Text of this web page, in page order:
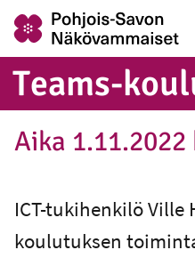
Teams-
Aika 1.11.2022
ICT-tukihenkilö
koulutuksen